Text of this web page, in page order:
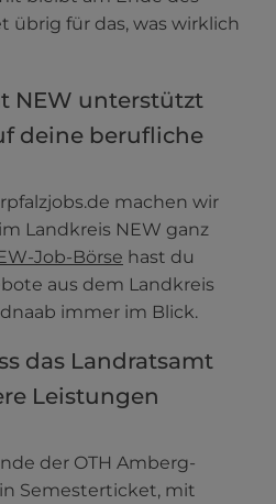
übrig für das, was wirklich
NEW unterstützt
deine berufliche
machen wir
Landkreis NEW ganz
Job-Börse hast du
aus dem Landkreis
immer im Blick.
das Landratsamt
Leistungen
der OTH Amberg-
Semesterticket, mit